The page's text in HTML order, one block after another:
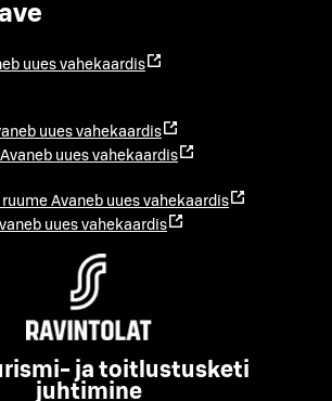
uues vahekaardis
uues vahekaardis
Avaneb uues vahekaardis
ruume Avaneb uues vahekaardis
uues vahekaardis
ja toitlustusketi
juhtimine